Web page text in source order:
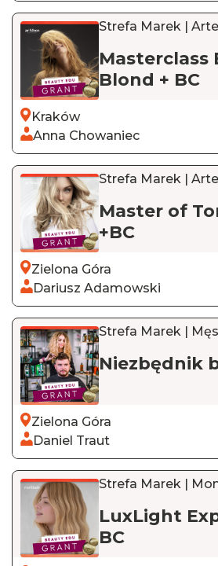
Strefa Marek |
Masterclass
Blond + BC
Kraków
Anna Chowaniec
Strefa Marek |
Master of
+BC
Zielona Góra
Dariusz Adamowski
Strefa Marek |
Niezbędnik
Zielona Góra
Daniel Traut
Strefa Marek |
LuxLight
BC